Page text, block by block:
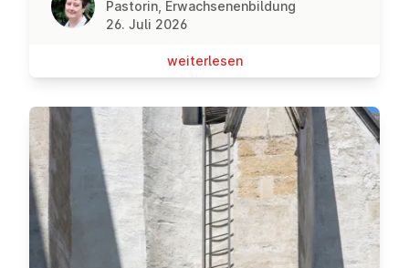
Pastorin, Erwachsenenbildung
26. Juli 2026
wei­ter­le­sen